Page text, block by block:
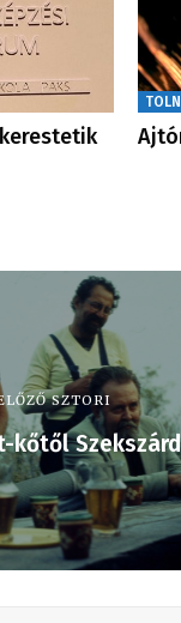
SZTORI
kőtől